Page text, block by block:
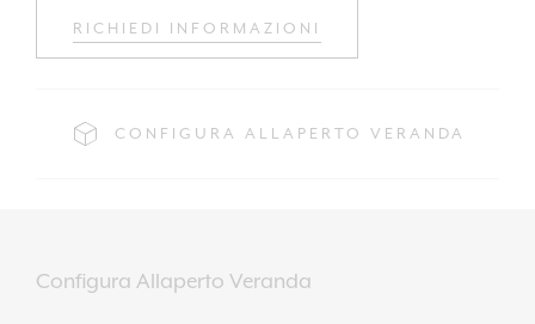
RICHIEDI INFORMAZIONI
CONFIGURA ALLAPERTO VERANDA
Configura Allaperto Veranda